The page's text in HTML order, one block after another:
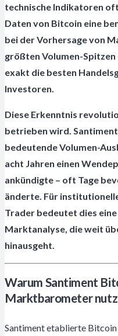
technische Indikatoren
Daten von Bitcoin eine
bei der Vorhersage von
größten Volumen-
exakt die besten
Investoren.
Diese Erkenntnis
betrieben wird.
bedeutende Volumen-
acht Jahren einen
ankündigte – oft Tage
änderte. Für
Trader bedeutet dies
Marktanalyse, die weit
hinausgeht.
Warum Santiment
Marktbarometer
Santiment etablierte Bitcoin